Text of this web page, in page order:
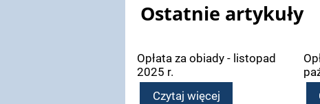
Ostatnie artykuły
Opłata za obiady - listopad
2025 r.
Czytaj więcej